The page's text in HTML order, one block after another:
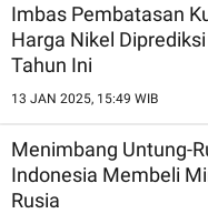
Imbas Pembatasan
Harga Nikel
Tahun Ini
13 JAN 2025, 15:49 WIB
Menimbang Untung-
Indonesia Membeli
Rusia